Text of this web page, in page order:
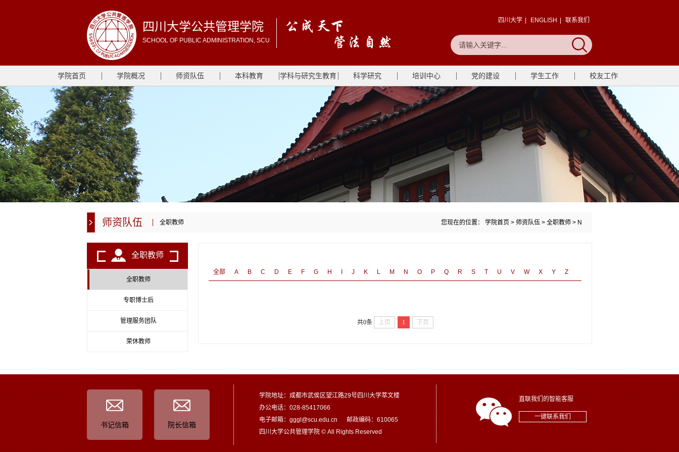
四川大学公共管理学院
SCHOOL OF PUBLIC ADMINISTRATION, SCU
四川大学 ENGLISH 联系我们
学院首页 学院概况 师资队伍 本科教育 学科与研究生教育 科学研究 培训中心 党的建设 学生工作 校友工作
师资队伍 全职教师 您现在的位置： 学院首页 > 师资队伍 > 全职教师 > N
全职教师
全职教师
专职博士后
管理服务团队
荣休教师
全部 A B C D E F G H J K L M N O P Q R S T U V W X Y Z
共0条 上页 1 下页
书记信箱 院长信箱
学院地址：成都市武侯区望江路29号四川大学萃文楼
办公电话：028-85417066
电子邮箱：gggl@scu.edu.cn 邮政编码：610065
四川大学公共管理学院 © All Rights Reserved
直联我们的智能客服
一键联系我们